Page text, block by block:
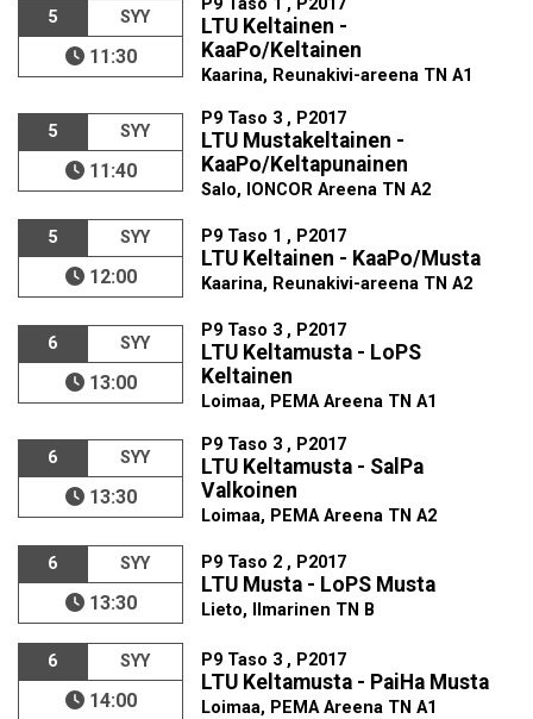
5 SYY
11:30
P9 Taso 1 , P2017
LTU Keltainen -
KaaPo/Keltainen
Kaarina, Reunakivi-areena TN A1
5 SYY
11:40
P9 Taso 3 , P2017
LTU Mustakeltainen -
KaaPo/Keltapunainen
Salo, IONCOR Areena TN A2
5 SYY
12:00
P9 Taso 1 , P2017
LTU Keltainen - KaaPo/Musta
Kaarina, Reunakivi-areena TN A2
6 SYY
13:00
P9 Taso 3 , P2017
LTU Keltamusta - LoPS
Keltainen
Loimaa, PEMA Areena TN A1
6 SYY
13:30
P9 Taso 3 , P2017
LTU Keltamusta - SalPa
Valkoinen
Loimaa, PEMA Areena TN A2
6 SYY
13:30
P9 Taso 2 , P2017
LTU Musta - LoPS Musta
Lieto, Ilmarinen TN B
6 SYY
14:00
P9 Taso 3 , P2017
LTU Keltamusta - PaiHa Musta
Loimaa, PEMA Areena TN A1